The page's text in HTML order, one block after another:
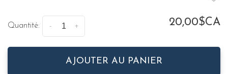
Quantité: +
- 20,00$CA
AJOUTER AU PANIER